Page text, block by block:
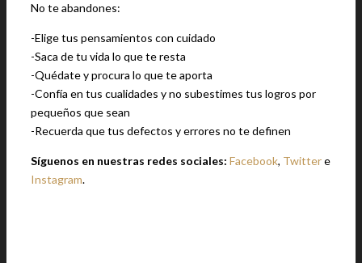
No te abandones:
-Elige tus pensamientos con cuidado
-Saca de tu vida lo que te resta
-Quédate y procura lo que te aporta
-Confía en tus cualidades y no subestimes tus logros por
pequeños que sean
-Recuerda que tus defectos y errores no te definen
Síguenos en nuestras redes sociales: Facebook, Twittere
Instagram.